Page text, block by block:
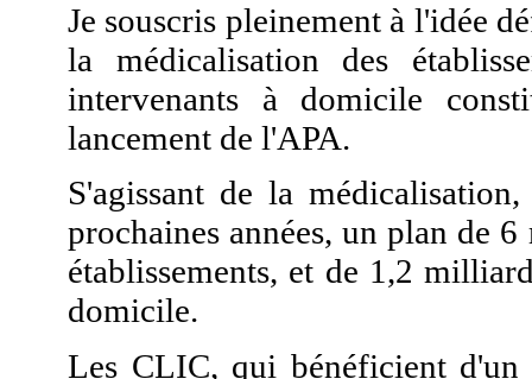
Je souscris pleinement à l'idée
la médicalisation des
intervenants à domicile
lancement de l'APA.
S'agissant de la
prochaines années, un plan de
établissements, et de 1,2
domicile.
Les CLIC, qui bénéficient d'un